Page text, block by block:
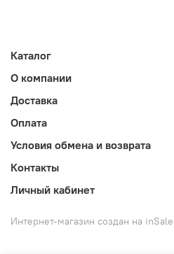
Каталог
О компании
Доставка
Оплата
Условия обмена и возврата
Контакты
Личный кабинет
Интернет-магазин создан на